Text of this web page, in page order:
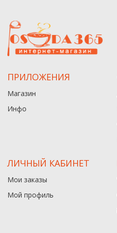
ПРИЛОЖЕНИЯ
Магазин
Инфо
ЛИЧНЫЙ КАБИНЕТ
Мои заказы
Мой профиль